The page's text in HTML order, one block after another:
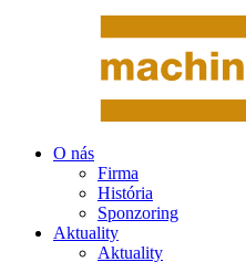
O nás
Firma
História
Sponzoring
Aktuality
Aktuality